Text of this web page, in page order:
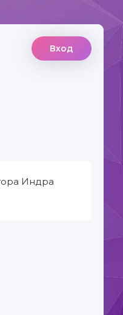
Вход
Индра